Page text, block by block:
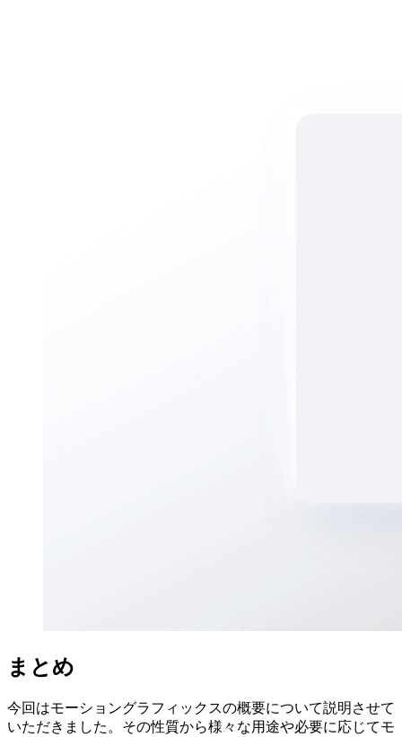
まとめ
今回はモーショングラフィックスの概要について説明させて
いただきました。その性質から様々な用途や必要に応じてモ